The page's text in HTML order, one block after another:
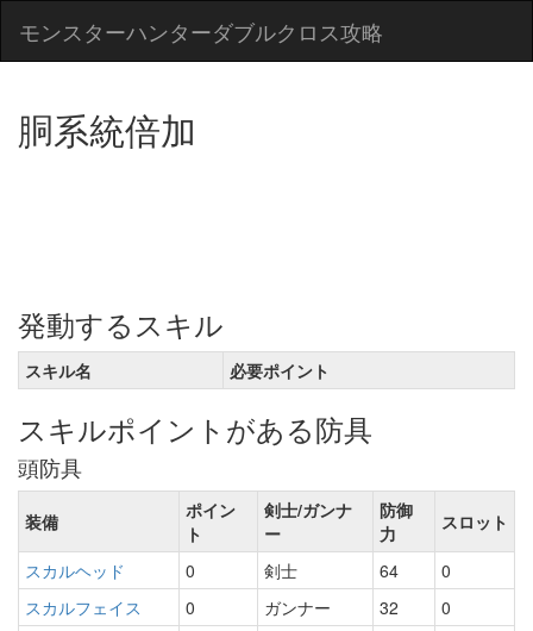
モンスターハンターダブルクロス攻略
胴系統倍加
発動するスキル
スキル名 必要ポイント
スキルポイントがある防具
頭防具
装備
ポイン
ト
剣士/ガンナ
ー
防御
力
スロット
スカルヘッド 0 剣士 64
0
スカルフェイス
0 ガンナー 32
0